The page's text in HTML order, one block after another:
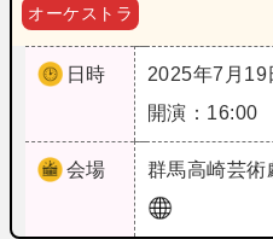
オーケストラ
日時
2025年7月19
開演：16:00
会場 群馬高崎芸術